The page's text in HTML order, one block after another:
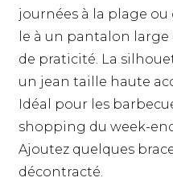
journées à la plage ou
le à un pantalon
de praticité. La
un jean taille haute
Idéal pour les
shopping du week-
Ajoutez quelques
décontracté.